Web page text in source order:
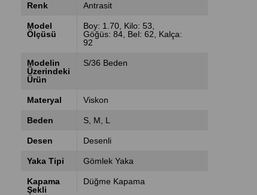
Renk Antrasit
Model
Ölçüsü
Boy: 1.70, Kilo: 53,
Göğüs: 84, Bel: 62, Kalça:
92
Modelin
Üzerindeki
Ürün
S/36 Beden
Materyal Viskon
Beden S M L
Desen Desenli
Yaka Tipi Gömlek Yaka
Kapama
Şekli
Düğme Kapama